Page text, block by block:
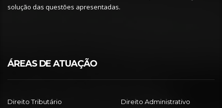
solução das questões apresentadas.
ÁREAS DE ATUAÇÃO
Direito Tributário
Direito Administrativo